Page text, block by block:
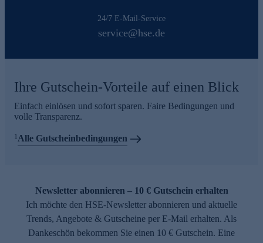
24/7 E-Mail-Service
service@hse.de
Ihre Gutschein-Vorteile auf einen Blick
Einfach einlösen und sofort sparen. Faire Bedingungen und
volle Transparenz.
1 Alle Gutscheinbedingungen
Newsletter abonnieren – 10 € Gutschein erhalten
Ich möchte den HSE-Newsletter abonnieren und aktuelle
Trends, Angebote & Gutscheine per E-Mail erhalten. Als
Dankeschön bekommen Sie einen 10 € Gutschein. Eine